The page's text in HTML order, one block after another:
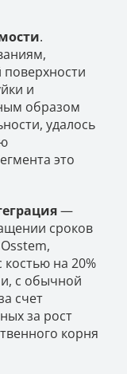
.
и
образом
удалось
это
—
сроков
на 20%
с обычной
счет
за рост
корня